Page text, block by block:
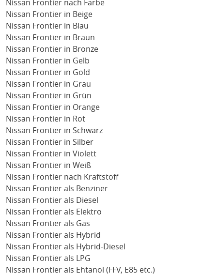
Nissan Frontier nach Farbe
Nissan Frontier in Beige
Nissan Frontier in Blau
Nissan Frontier in Braun
Nissan Frontier in Bronze
Nissan Frontier in Gelb
Nissan Frontier in Gold
Nissan Frontier in Grau
Nissan Frontier in Grün
Nissan Frontier in Orange
Nissan Frontier in Rot
Nissan Frontier in Schwarz
Nissan Frontier in Silber
Nissan Frontier in Violett
Nissan Frontier in Weiß
Nissan Frontier nach Kraftstoff
Nissan Frontier als Benziner
Nissan Frontier als Diesel
Nissan Frontier als Elektro
Nissan Frontier als Gas
Nissan Frontier als Hybrid
Nissan Frontier als Hybrid-Diesel
Nissan Frontier als LPG
Nissan Frontier als Ehtanol (FFV, E85 etc.)